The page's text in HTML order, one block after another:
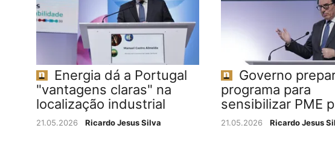
Energia dá a Portugal
"vantagens claras" na
localização industrial
21.05.2026 Ricardo Jesus Silva
Governo
programa para
sensibilizar PME
21.05.2026 Ricardo Jesus